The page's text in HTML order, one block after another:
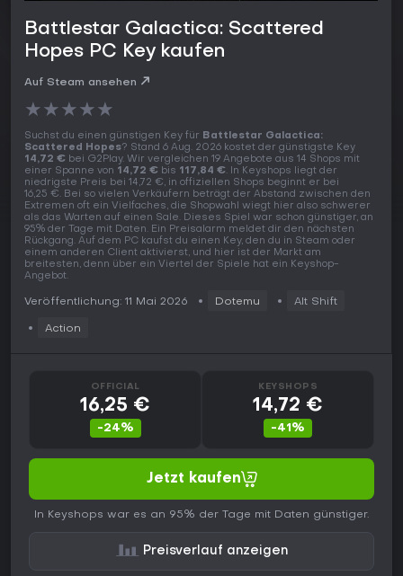
Battlestar Galactica: Scattered
Hopes PC Key kaufen
Auf Steam ansehen
★★★★★
Suchst du einen günstigen Key für Battlestar Galactica:
Scattered Hopes? Stand 6 Aug. 2026 kostet der günstigste Key
14,72 € bei G2Play. Wir vergleichen 19 Angebote aus 14 Shops mit
einer Spanne von 14,72 € bis 117,84 €. In Keyshops liegt der
niedrigste Preis bei 14,72 €, in offiziellen Shops beginnt er bei
16,25 €. Bei so vielen Verkäufern beträgt der Abstand zwischen den
Extremen oft ein Vielfaches, die Shopwahl wiegt hier also schwerer
als das Warten auf einen Sale. Dieses Spiel war schon günstiger, an
95% der Tage mit Daten. Ein Preisalarm meldet dir den nächsten
Rückgang. Auf dem PC kaufst du einen Key, den du in Steam oder
einem anderen Client aktivierst, und hier ist der Markt am
breitesten, denn über ein Viertel der Spiele hat ein Keyshop-
Angebot.
Veröffentlichung: 11 Mai 2026 Dotemu Alt Shift
Action
OFFICIAL
16,25 €
-24%
KEYSHOPS
14,72 €
-41%
Jetzt kaufen
In Keyshops war es an 95% der Tage mit Daten günstiger.
Preisverlauf anzeigen